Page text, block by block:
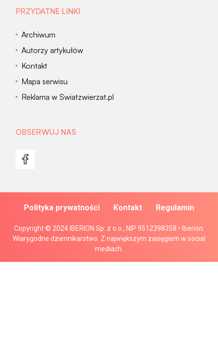
PRZYDATNE LINKI
Archiwum
Autorzy artykułów
Kontakt
Mapa serwisu
Reklama w Swiatzwierzat.pl
OBSERWUJ NAS
Copyright © 2024 IBERION Sp. z o.o., NIP 9512398358 • Iberion.
Wiarygodne dziennikarstwo. Z największym zasięgiem w social
mediach.
Polityka prywatności Kontakt Regulamin